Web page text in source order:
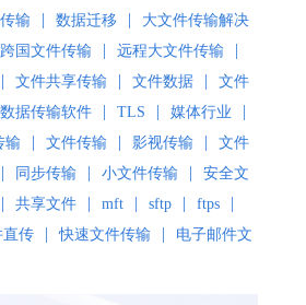
输 | 数据迁移 |
大文件传输解决
跨国文件传输 | 远程大文件传输 |
| 文件共享传输 | 文件数据 |
文件
数据传输软件 | TLS | 媒体行业 |
输 | 文件传输 | 影视传输 |
文件
| 同步传输 | 小文件传输 |
安全文
| 共享文件 | mft | sftp | ftps |
直传 | 快速文件传输 |
电子邮件文